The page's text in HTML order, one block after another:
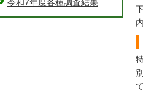
令和7年度各種調査結果